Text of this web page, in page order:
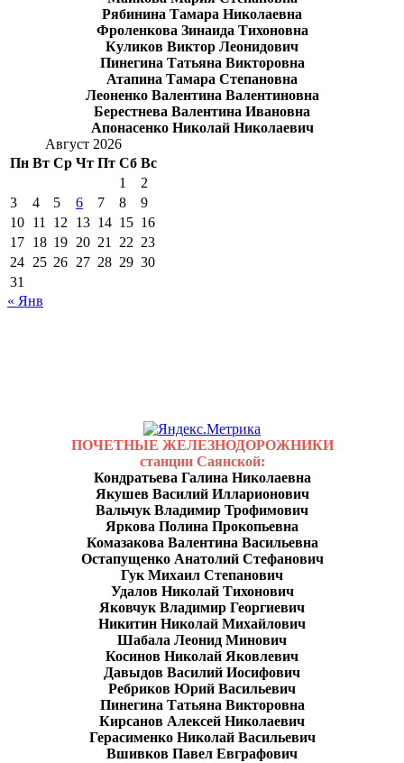
Рябинина Тамара Николаевна
Фроленкова Зинаида Тихоновна
Куликов Виктор Леонидович
Пинегина Татьяна Викторовна
Атапина Тамара Степановна
Леоненко Валентина Валентиновна
Берестнева Валентина Ивановна
Апонасенко Николай Николаевич
Август 2026
Пн Вт Ср Чт Пт Сб Вс
1
2
3
4 5 6 7 8
9
10 11 12 13 14 15 16
17 18 19 20 21 22 23
24 25 26 27 28 29 30
31
« Янв
ПОЧЕТНЫЕ ЖЕЛЕЗНОДОРОЖНИКИ
станции Саянской:
Кондратьева Галина Николаевна
Якушев Василий Илларионович
Вальчук Владимир Трофимович
Яркова Полина Прокопьевна
Комазакова Валентина Васильевна
Остапущенко Анатолий Стефанович
Гук Михаил Степанович
Удалов Николай Тихонович
Яковчук Владимир Георгиевич
Никитин Николай Михайлович
Шабала Леонид Минович
Косинов Николай Яковлевич
Давыдов Василий Иосифович
Ребриков Юрий Васильевич
Пинегина Татьяна Викторовна
Кирсанов Алексей Николаевич
Герасименко Николай Васильевич
Вшивков Павел Евграфович